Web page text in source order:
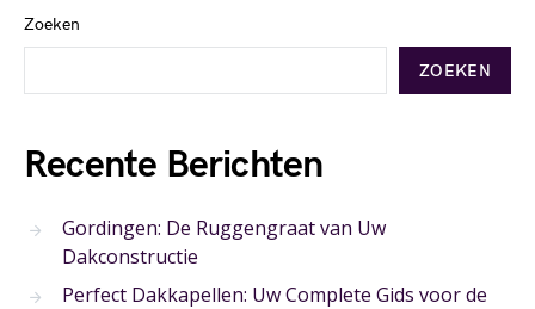
Zoeken
ZOEKEN
Recente Berichten
Gordingen: De Ruggengraat van Uw
Dakconstructie
Perfect Dakkapellen: Uw Complete Gids voor de